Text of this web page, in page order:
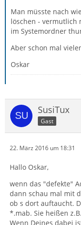
Man müsste nach
löschen - vermutlich
im Systemordner
Aber schon mal
Oskar
SusiTux
Gast
22. März 2016 um 18:31
Hallo Oskar,
wenn das "defekte"
dann schau mal mit
ob s dort auftaucht.
*.mab. Sie heißen
Wenn Deines dabei